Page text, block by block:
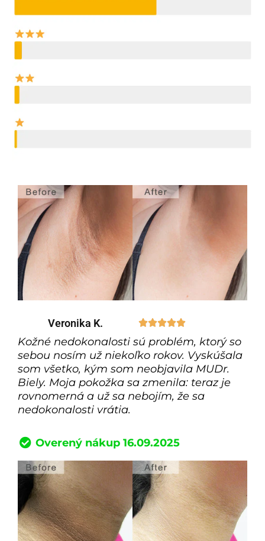
Veronika K. 
Kožné nedokonalosti sú problém, ktorý so
sebou nosím už niekoľko rokov. Vyskúšala
som všetko, kým som neobjavila MUDr.
Biely. Moja pokožka sa zmenila: teraz je
rovnomerná a už sa nebojím, že sa
nedokonalosti vrátia.
Overený nákup 16.09.2025